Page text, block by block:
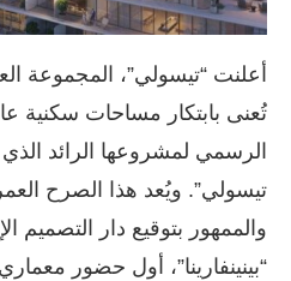
أعلنت “تيسولي”، المجموعة
تُعنى بابتكار مساحات سكنية
الرسمي لمشروعها الرائد الذي
تيسولي”. ويُعد هذا الصرح
والممهور بتوقيع دار التصميم
“بينينفارينا”، أول حضور